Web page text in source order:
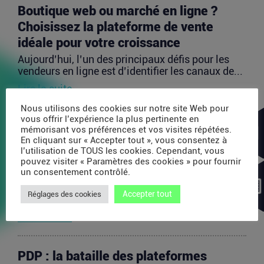
Boutique web ou marché en ligne ?
Choisissez la plateforme de vente
idéale pour votre croissance
Aujourd’hui, l’un des principaux défis pour les
vendeurs en ligne est d’identifier les canaux de...
Lire la suite
Avec 35 millions de dollars, SAPIOM
veut devenir le contrôleur de gestion
des agents IA
Les agents IA peuvent enchaîner des dizaines
d’appels de modèles, utiliser des outils externes,
acheter...
PDP : la bataille des plateformes
Nous utilisons des cookies sur notre site Web pour
vous offrir l’expérience la plus pertinente en
mémorisant vos préférences et vos visites répétées.
En cliquant sur « Accepter tout », vous consentez à
l’utilisation de TOUS les cookies. Cependant, vous
pouvez visiter « Paramètres des cookies » pour fournir
un consentement contrôlé.
Réglages des cookies Accepter tout